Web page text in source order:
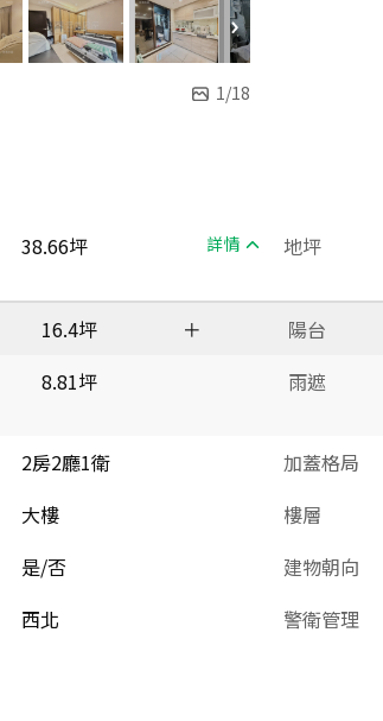
1/18
38.66坪 詳情 地坪
16.4坪 ＋
陽台
8.81坪 雨遮
2房2廳1衛
加蓋格局
大樓
樓層
是/否
建物朝向
西北
警衛管理